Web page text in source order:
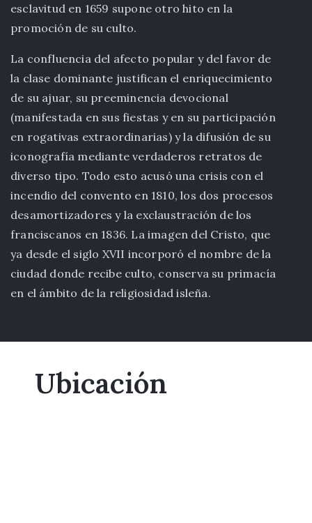
esclavitud en 1659 supone otro hito en la
promoción de su culto.
La confluencia del afecto popular y del favor de
la clase dominante justifican el enriquecimiento
de su ajuar, su preeminencia devocional
(manifestada en sus fiestas y en su participación
en rogativas extraordinarias) y la difusión de su
iconografía mediante verdaderos retratos de
diverso tipo. Todo esto acusó una crisis con el
incendio del convento en 1810, los dos procesos
desamortizadores y la exclaustración de los
franciscanos en 1836. La imagen del Cristo, que
ya desde el siglo XVII incorporó el nombre de la
ciudad donde recibe culto, conserva su primacía
en el ámbito de la religiosidad isleña.
Ubicación